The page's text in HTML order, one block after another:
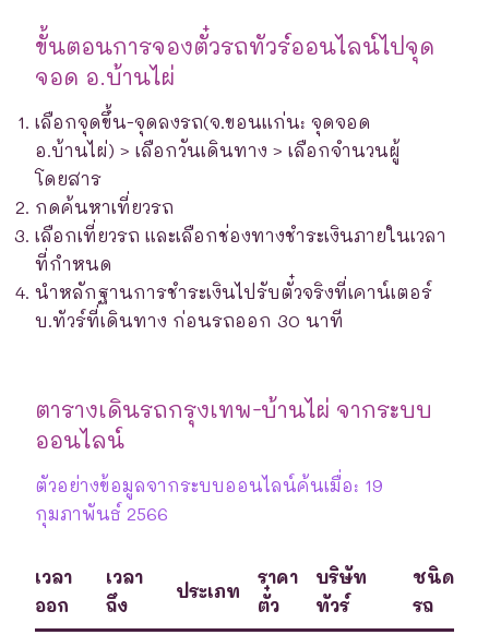
ขั้นตอนการจองตั๋วรถทัวร์ออนไลน์ไปจุด
จอด อ.บ้านไผ่
เลือกจุดขึ้น-จุดลงรถ(จ.ขอนแก่น: จุดจอด
อ.บ้านไผ่) > เลือกวันเดินทาง > เลือกจำนวนผู้
โดยสาร
กดค้นหาเที่ยวรถ
เลือกเที่ยวรถ และเลือกช่องทางชำระเงินภายในเวลา
ที่กำหนด
นำหลักฐานการชำระเงินไปรับตั๋วจริงที่เคาน์เตอร์
บ.ทัวร์ที่เดินทาง ก่อนรถออก 30 นาที
ตารางเดินรถกรุงเทพ-บ้านไผ่ จากระบบ
ออนไลน์
ตัวอย่างข้อมูลจากระบบออนไลน์ค้นเมื่อ: 19
กุมภาพันธ์ 2566
เวลา
ออก
เวลา
ถึง
ประเภท
ราคา
ตั๋ว
บริษัท
ทัวร์
ชนิด
รถ